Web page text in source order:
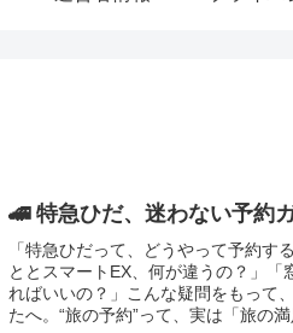
🚄 特急ひだ、迷わない予約
「特急ひだって、どうやって予約す
ととスマートEX、何が違うの？」
ればいいの？」こんな疑問をもって
たへ。“旅の予約”って、実は「旅の